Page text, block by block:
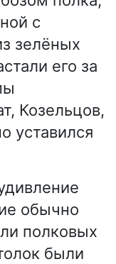
с
зелёных
его за
Козельцов,
уставился
обычно
полковых
были